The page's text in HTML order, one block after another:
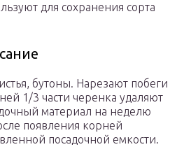
для сохранения сорта
бутоны. Нарезают побеги
1/3 части черенка удаляют
материал на неделю
появления корней
посадочной емкости.